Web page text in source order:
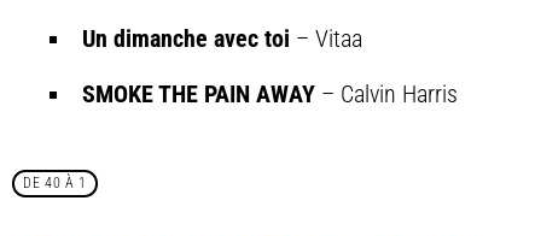
Un dimanche avec toi – Vitaa
SMOKE THE PAIN AWAY – Calvin Harris
DE 40 À 1